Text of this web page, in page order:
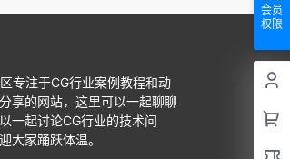
会员
权限
专注于CG行业案例教程和动
享的网站，这里可以一起聊聊
一起讨论CG行业的技术问
大家踊跃体温。